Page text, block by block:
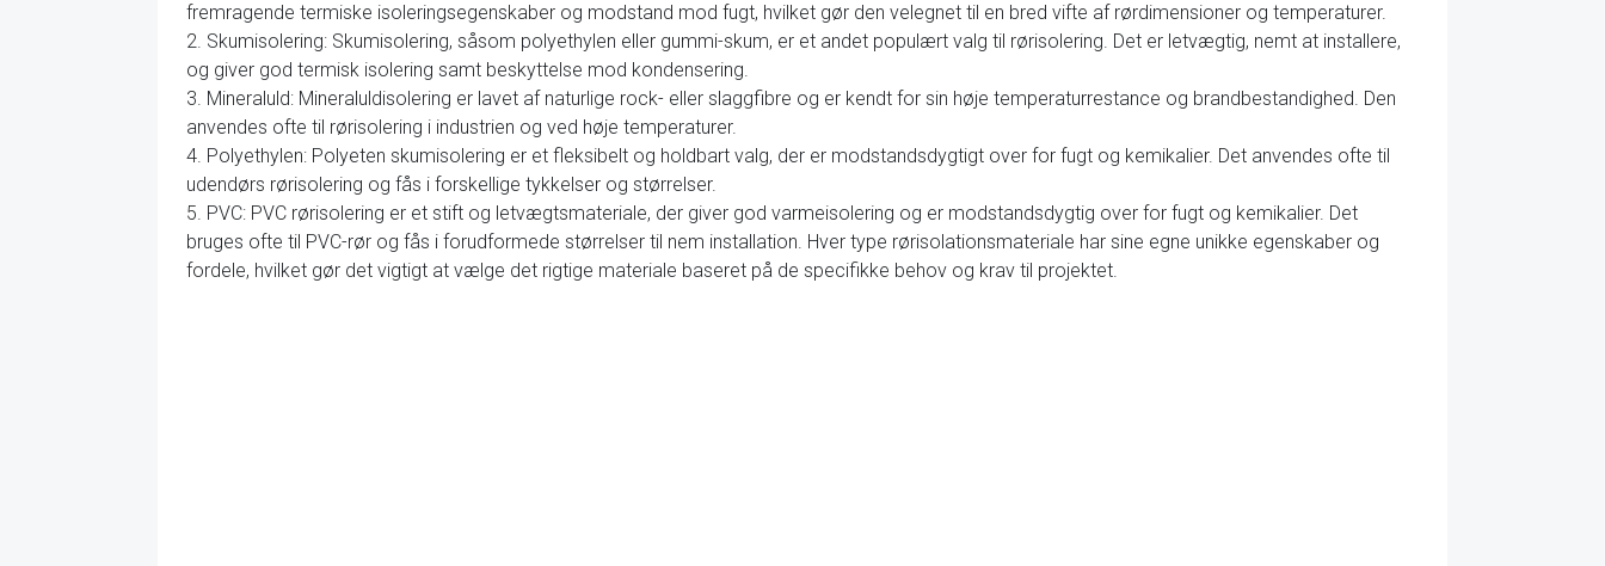
fremragende termiske isoleringsegenskaber og modstand mod fugt, hvilket gør den velegnet til en bred vifte af rørdimensioner og temperaturer.
2. Skumisolering: Skumisolering, såsom polyethylen eller gummi-skum, er et andet populært valg til rørisolering. Det er letvægtig, nemt at installere,
og giver god termisk isolering samt beskyttelse mod kondensering.
3. Mineraluld: Mineraluldisolering er lavet af naturlige rock- eller slaggfibre og er kendt for sin høje temperaturrestance og brandbestandighed. Den
anvendes ofte til rørisolering i industrien og ved høje temperaturer.
4. Polyethylen: Polyeten skumisolering er et fleksibelt og holdbart valg, der er modstandsdygtigt over for fugt og kemikalier. Det anvendes ofte til
udendørs rørisolering og fås i forskellige tykkelser og størrelser.
5. PVC: PVC rørisolering er et stift og letvægtsmateriale, der giver god varmeisolering og er modstandsdygtig over for fugt og kemikalier. Det
bruges ofte til PVC-rør og fås i forudformede størrelser til nem installation. Hver type rørisolationsmateriale har sine egne unikke egenskaber og
fordele, hvilket gør det vigtigt at vælge det rigtige materiale baseret på de specifikke behov og krav til projektet.